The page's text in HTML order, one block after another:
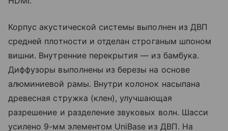
Корпус акустической системы выполнен из ДВП
средней плотности и отделан строганым шпоном
вишни. Внутренние перекрытия — из бамбука.
Диффузоры выполнены из березы на основе
алюминиевой рамы. Внутри колонок насыпана
древесная стружка (клен), улучшающая
разрешение и разделение звуковых волн. Шасси
усилено 9-мм элементом UniBase из ДВП. На